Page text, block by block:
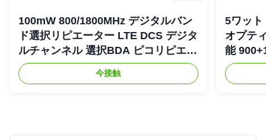
100mW 800/1800MHz デジタルバン
ド選択リピエーター LTE DCS デジタ
ルチャンネル 選択BDA ピコリピエー
ター
今接触
5ワット
オプテ
能
リピエ